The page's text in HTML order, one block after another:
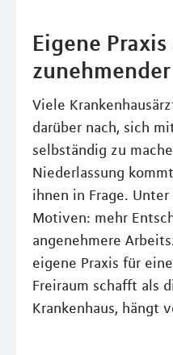
Eigene
Viele
darüber nach, sich
selbständig zu
Niederlassung
ihnen in Frage.
Motiven: mehr
angenehmere
eigene Praxis für
Freiraum schafft als
Krankenhaus, hängt